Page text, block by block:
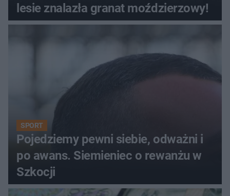
lesie znalazła granat moździerzowy!
SPORT
Pojedziemy pewni siebie, odważni i
po awans. Siemieniec o rewanżu w
Szkocji